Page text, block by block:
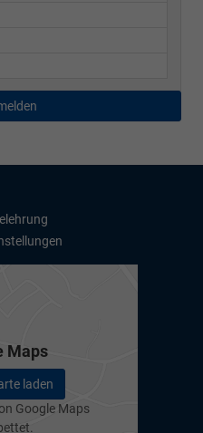
Maps
laden
Google Maps